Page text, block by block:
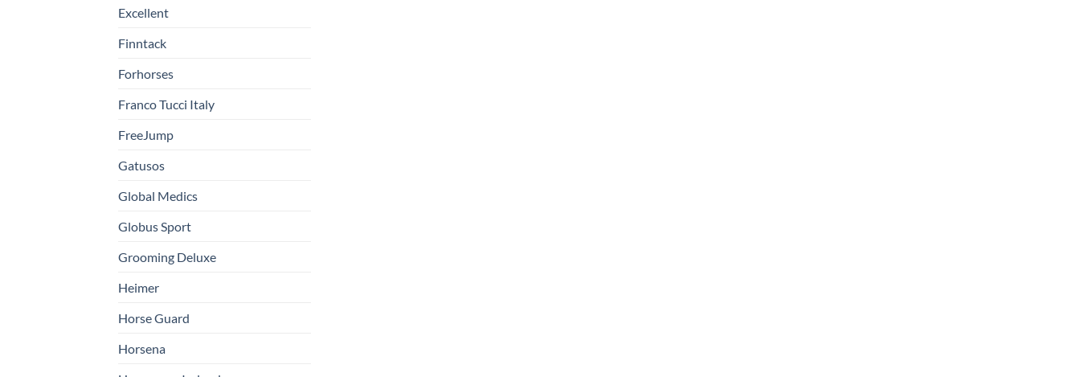
Excellent
Finntack
Forhorses
Franco Tucci Italy
FreeJump
Gatusos
Global Medics
Globus Sport
Grooming Deluxe
Heimer
Horse Guard
Horsena